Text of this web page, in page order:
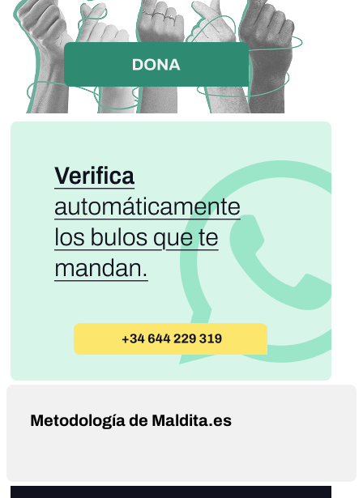
Metodología de Maldita.es